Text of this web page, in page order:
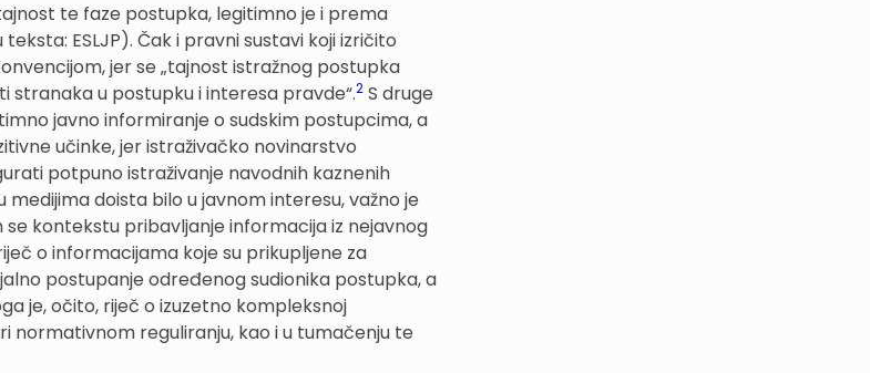
te faze postupka, legitimno je i prema
ESLJP). Čak i pravni sustavi koji izričito
jer se „tajnost istražnog postupka
stranaka u postupku i interesa pravde“.2 S druge
javno informiranje o sudskim postupcima, a
učinke, jer istraživačko novinarstvo
potpuno istraživanje navodnih kaznenih
doista bilo u javnom interesu, važno je
se kontekstu pribavljanje informacija iz nejavnog
o informacijama koje su prikupljene za
postupanje određenog sudionika postupka, a
je, očito, riječ o izuzetno kompleksnoj
normativnom reguliranju, kao i u tumačenju te